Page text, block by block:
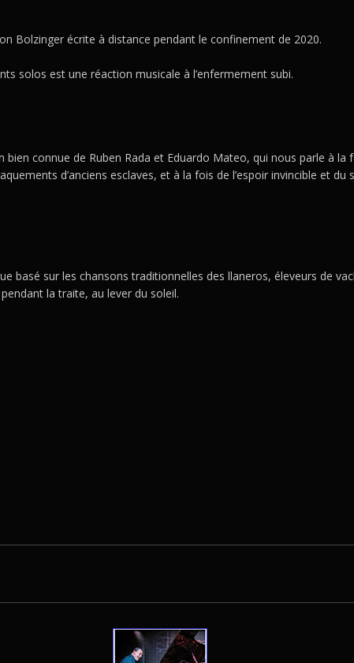
Bolzinger écrite à distance pendant le confinement de 2020.
solos est une réaction musicale à l’enfermement subi.
connue de Ruben Rada et Eduardo Mateo, qui nous parle à la
d’anciens esclaves, et à la fois de l’espoir invincible et
basé sur les chansons traditionnelles des llaneros, éleveurs de
la traite, au lever du soleil.